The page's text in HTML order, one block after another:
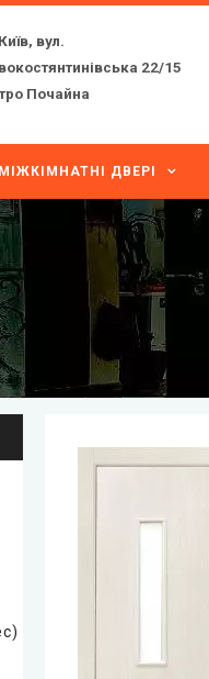
вул.
22/15
Почайна
МІЖКІМНАТНІ ДВЕРІ